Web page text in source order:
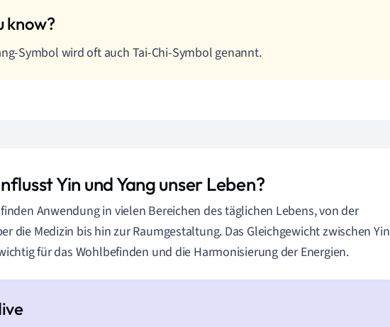
Symbol wird oft auch Tai-Chi-Symbol genannt.
Yin und Yang unser Leben?
Anwendung in vielen Bereichen des täglichen Lebens, von der
die Medizin bis hin zur Raumgestaltung. Das Gleichgewicht zwischen Yin
für das Wohlbefinden und die Harmonisierung der Energien.